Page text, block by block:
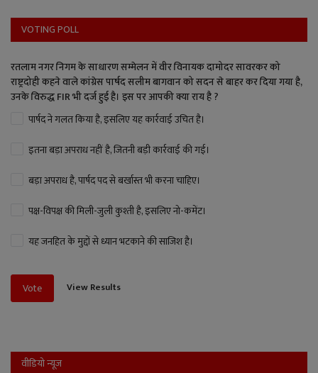
VOTING POLL
रतलाम नगर निगम के साधारण सम्मेलन में वीर विनायक दामोदर सावरकर को
राष्ट्रदोही कहने वाले कांग्रेस पार्षद सलीम बागवान को सदन से बाहर कर दिया गया है,
उनके विरुद्ध FIR भी दर्ज हुई है। इस पर आपकी क्या राय है ?
पार्षद ने गलत किया है, इसलिए यह कार्रवाई उचित है।
इतना बड़ा अपराध नहीं है, जितनी बड़ी कार्रवाई की गई।
बड़ा अपराध है, पार्षद पद से बर्खास्त भी करना चाहिए।
पक्ष-विपक्ष की मिली-जुली कुश्ती है, इसलिए नो-कमेंट।
यह जनहित के मुद्दों से ध्यान भटकाने की साजिश है।
Vote View Results
वीडियो न्यूज